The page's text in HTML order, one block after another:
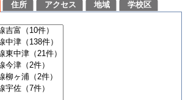
住所 アクセス 地域 学校区